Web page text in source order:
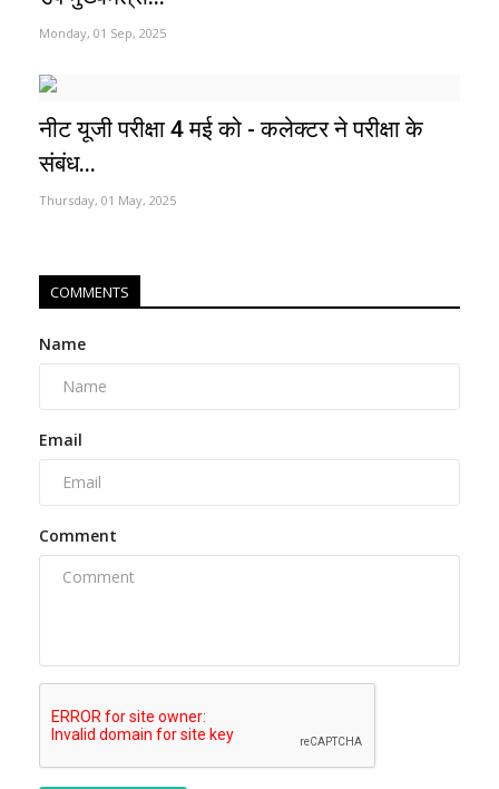
Monday, 01 Sep, 2025
नीट यूजी परीक्षा 4 मई को - कलेक्टर ने परीक्षा के
संबंध...
Thursday, 01 May, 2025
COMMENTS
Name
Email
Comment